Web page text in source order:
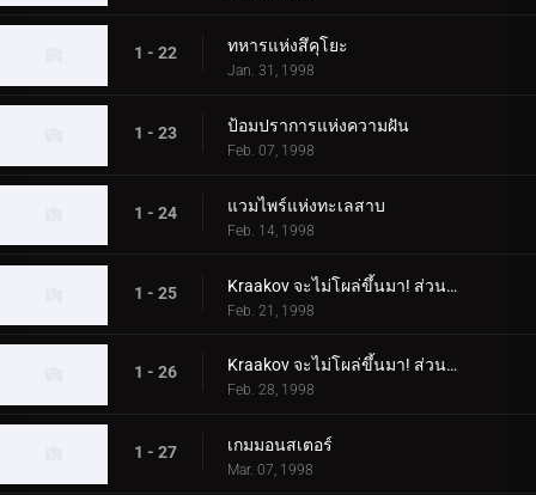
1 - 22 ทหารแห่งสึคุโยะ
Jan. 31, 1998
1 - 23 ป้อมปราการแห่งความฝัน
Feb. 07, 1998
1 - 24 แวมไพร์แห่งทะเลสาบ
Feb. 14, 1998
1 - 25 Kraakov จะไม่โผล่ขึ้นมา! ส่วนที่ 1
Feb. 21, 1998
1 - 26 Kraakov จะไม่โผล่ขึ้นมา! ส่วนที่ 2
Feb. 28, 1998
1 - 27 เกมมอนสเตอร์
Mar. 07, 1998